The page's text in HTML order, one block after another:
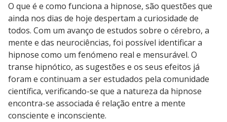
O que é e como funciona a hipnose, são questões que
ainda nos dias de hoje despertam a curiosidade de
todos. Com um avanço de estudos sobre o cérebro, a
mente e das neurociências, foi possível identificar a
hipnose como um fenómeno real e mensurável. O
transe hipnótico, as sugestões e os seus efeitos já
foram e continuam a ser estudados pela comunidade
científica, verificando-se que a natureza da hipnose
encontra-se associada é relação entre a mente
consciente e inconsciente.